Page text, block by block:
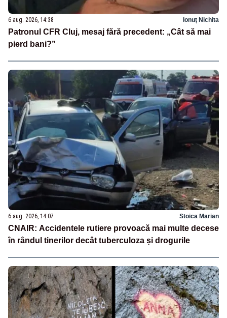
6 aug. 2026, 14:38 Ionuț Nichita
Patronul CFR Cluj, mesaj fără precedent: „Cât să mai
pierd bani?”
6 aug. 2026, 14:07 Stoica Marian
CNAIR: Accidentele rutiere provoacă mai multe decese
în rândul tinerilor decât tuberculoza și drogurile